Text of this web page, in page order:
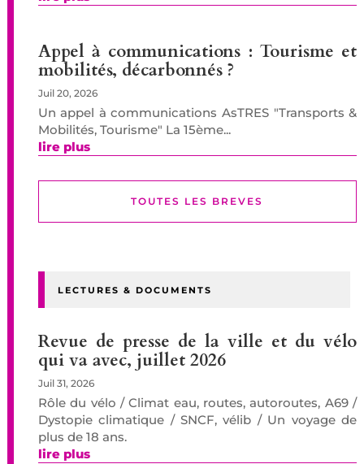
Appel à communications : Tourisme et
mobilités, décarbonnés ?
Juil 20, 2026
Un appel à communications AsTRES "Transports &
Mobilités, Tourisme" La 15ème...
lire plus
TOUTES LES BREVES
LECTURES & DOCUMENTS
Revue de presse de la ville et du vélo
qui va avec, juillet 2026
Juil 31, 2026
Rôle du vélo / Climat eau, routes, autoroutes, A69 /
Dystopie climatique / SNCF, vélib / Un voyage de
plus de 18 ans.
lire plus